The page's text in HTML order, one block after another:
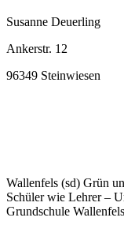
Susanne
Ankerstr. 12
96349 Steinwiesen
Wallenfels (sd) Grün
Schüler wie Lehrer –
Grundschule